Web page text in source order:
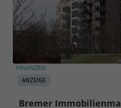
ANZEIGE
FINANZEN
Bremer